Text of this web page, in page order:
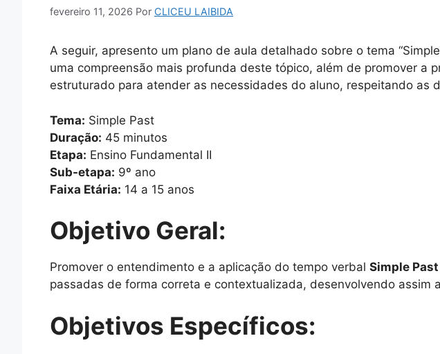
fevereiro 11, 2026 Por CLICEU LAIBIDA
A seguir, apresento um plano de aula detalhado sobre o tema
uma compreensão mais profunda deste tópico, além de promover a
estruturado para atender as necessidades do aluno, respeitando as
Tema: Simple Past
Duração: 45 minutos
Etapa: Ensino Fundamental II
Sub-etapa: 9º ano
Faixa Etária: 14 a 15 anos
Objetivo Geral:
Promover o entendimento e a aplicação do tempo verbal Simple Past
passadas de forma correta e contextualizada, desenvolvendo assim
Objetivos Específicos: